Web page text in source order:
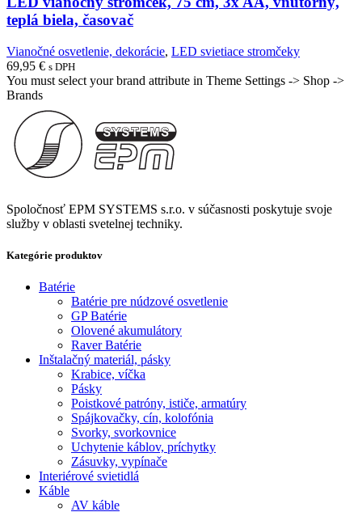
teplá biela, časovač
Vianočné osvetlenie, dekorácie, LED svietiace stromčeky
69,95 € s DPH
You must select your brand attribute in Theme Settings -> Shop ->
Brands
Spoločnosť EPM SYSTEMS s.r.o. v súčasnosti poskytuje svoje
služby v oblasti svetelnej techniky.
Kategórie produktov
Batérie
Batérie pre núdzové osvetlenie
GP Batérie
Olovené akumulátory
Raver Batérie
Inštalačný materiál, pásky
Krabice, víčka
Pásky
Poistkové patróny, ističe, armatúry
Spájkovačky, cín, kolofónia
Svorky, svorkovnice
Uchytenie káblov, príchytky
Zásuvky, vypínače
Interiérové svietidlá
Káble
AV káble